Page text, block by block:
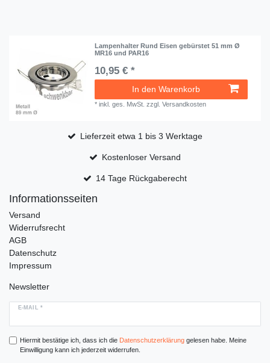
Lampenhalter Rund Eisen gebürstet 51 mm Ø
MR16 und PAR16
10,95 € *
In den Warenkorb
*inkl. ges. MwSt. zzgl.Versandkosten
Lieferzeit etwa 1 bis 3 Werktage
Kostenloser Versand
14 Tage Rückgaberecht
Informationsseiten
Versand
Widerrufsrecht
AGB
Datenschutz
Impressum
Newsletter
E-MAIL *
Hiermit bestätige ich, dass ich die Daten­schutz­erklärunggelesen habe. Meine
Einwilligung kann ich jederzeit widerrufen.